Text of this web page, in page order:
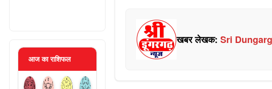
आज का राशिफल
खबर लेखक: Sri